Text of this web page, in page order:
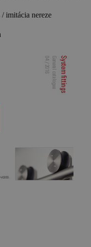
imitácia nereze